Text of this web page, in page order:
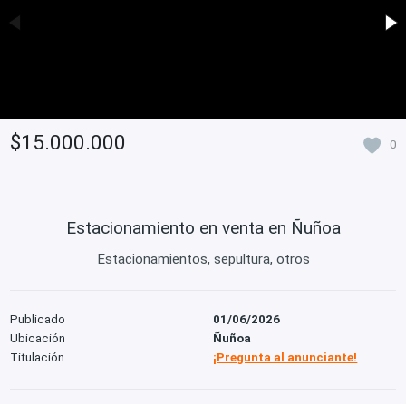
$15.000.000 0
Estacionamiento en venta en Ñuñoa
Estacionamientos, sepultura, otros
Publicado
01/06/2026
Ubicación
Ñuñoa
Titulación
¡Pregunta al anunciante!